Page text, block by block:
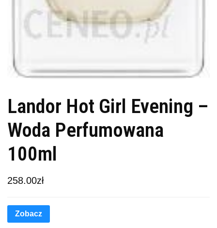
Landor Hot Girl Evening –
Woda Perfumowana
100ml
258.00zł
Zobacz